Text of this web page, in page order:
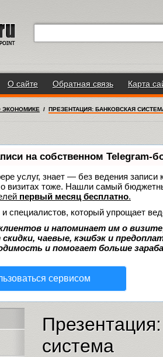
О сайте Обратная связь Карта
ЭКОНОМИКЕ / ПРЕЗЕНТАЦИЯ: БАНКОВСКАЯ
на собственном Telegram-
услуг, знает — без ведения
о визитах тоже. Нашли самый
первый месяц бесплатно.
специалистов, который упрощает
и напоминает им о
чаевые, кэшбэк и
и помогает больше
сервисом
система